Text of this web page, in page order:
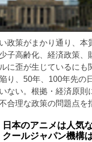
政策がまかり通り、本
子高齢化、経済政策、
に歪が生じているにも
り、50年、100年先の
ない。根拠・経済原則
合理な政策の問題点を
日本のアニメは人気
クールジャパン機構